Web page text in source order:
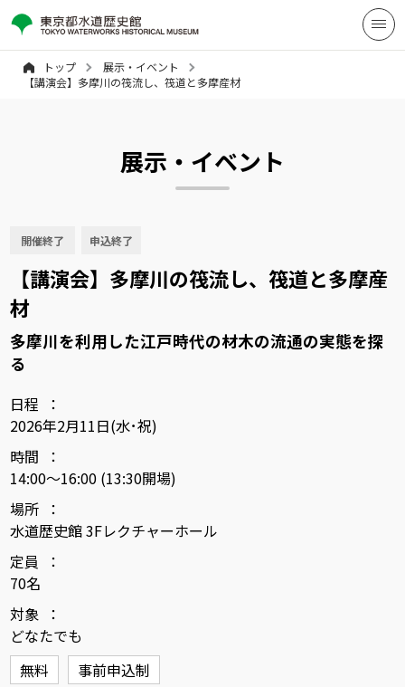
トップ
展示・イベント
【講演会】多摩川の筏流し、筏道と多摩産材
展示・イベント
開催終了 申込終了
【講演会】多摩川の筏流し、筏道と多摩産
材
多摩川を利用した江戸時代の材木の流通の実態を探
る
日程
2026年2月11日(水･祝)
時間
14:00～16:00 (13:30開場)
場所
水道歴史館 3Fレクチャーホール
定員
70名
対象
どなたでも
無料
事前申込制